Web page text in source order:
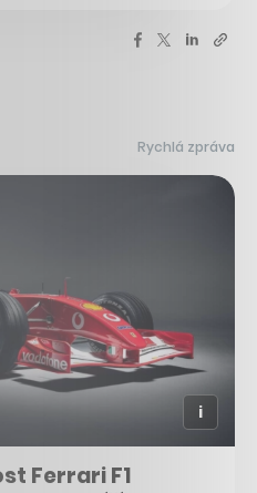
Rychlá zpráva
Ferrari F1